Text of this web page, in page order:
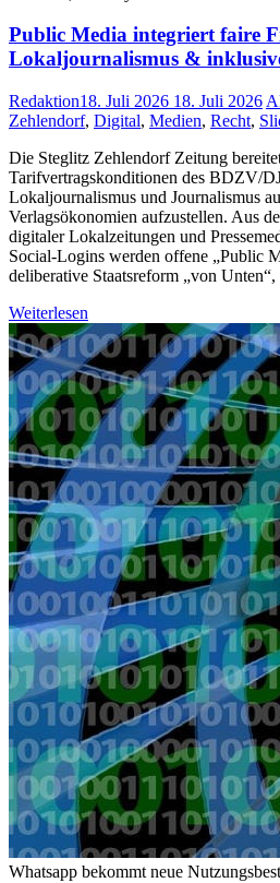
Public Media integriert faire
Lokaljournalismus &
Redaktion18. Juli 2026 18. Juli 2026
Zehlendorf, Digital, Medien, Recht,
Die Steglitz Zehlendorf Zeitung
Tarifvertragskonditionen des BDZV/
Lokaljournalismus und Journalismus
Verlagsökonomien aufzustellen. Aus
digitaler Lokalzeitungen und
Social-Logins werden offene „Public
deliberative Staatsreform „von Unten“,
Weiterlesen
Whatsapp bekommt neue